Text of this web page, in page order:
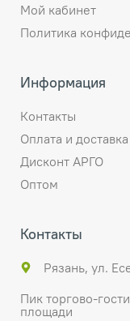
Мой кабинет
Политика
Информация
Контакты
Оплата и доставка
Дисконт АРГО
Оптом
Контакты
Рязань, ул.
Пик торгово-
площади